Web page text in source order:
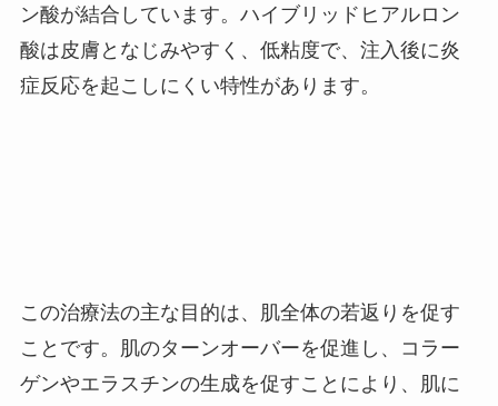
ン酸が結合しています。ハイブリッドヒアルロン
酸は皮膚となじみやすく、低粘度で、注入後に炎
症反応を起こしにくい特性があります​。
この治療法の主な目的は、肌全体の若返りを促す
ことです。肌のターンオーバーを促進し、コラー
ゲンやエラスチンの生成を促すことにより、肌に